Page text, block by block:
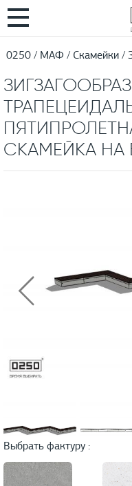
0250 МАФ Скамейки
СКАМЕЙКА НА
Выбрать фактуру :